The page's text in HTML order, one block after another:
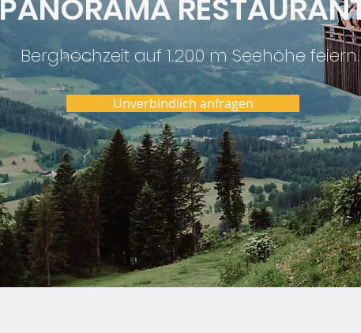
PANORAMA
Berghochzeit auf 1.200 m Seehöhe feiern.
Unverbindlich anfragen